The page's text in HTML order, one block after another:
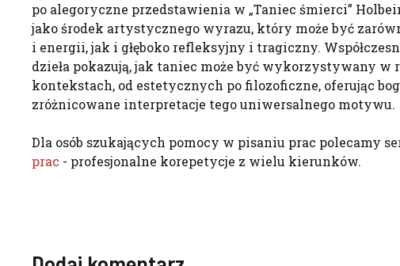
po alegoryczne przedstawienia w „Taniec śmierci”
jako środek artystycznego wyrazu, który może być
i energii, jak i głęboko refleksyjny i tragiczny.
dzieła pokazują, jak taniec może być wykorzystywany w
kontekstach, od estetycznych po filozoficzne, oferując
zróżnicowane interpretacje tego uniwersalnego motywu.
Dla osób szukających pomocy w pisaniu prac polecamy
prac - profesjonalne korepetycje z wielu kierunków.